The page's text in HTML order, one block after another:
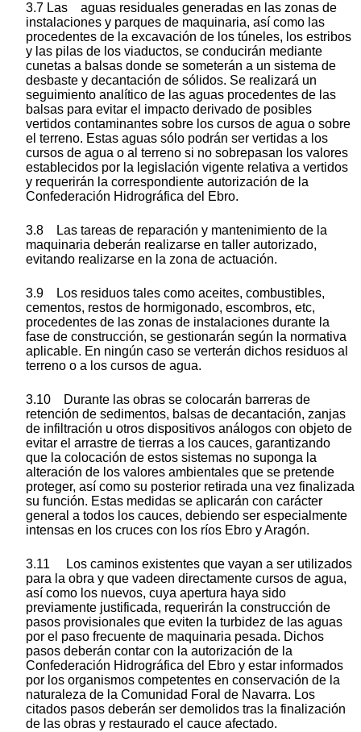
3.7 Las aguas residuales generadas en las zonas de
instalaciones y parques de maquinaria, así como las
procedentes de la excavación de los túneles, los estribos
y las pilas de los viaductos, se conducirán mediante
cunetas a balsas donde se someterán a un sistema de
desbaste y decantación de sólidos. Se realizará un
seguimiento analítico de las aguas procedentes de las
balsas para evitar el impacto derivado de posibles
vertidos contaminantes sobre los cursos de agua o sobre
el terreno. Estas aguas sólo podrán ser vertidas a los
cursos de agua o al terreno si no sobrepasan los valores
establecidos por la legislación vigente relativa a vertidos
y requerirán la correspondiente autorización de la
Confederación Hidrográfica del Ebro.
3.8 Las tareas de reparación y mantenimiento de la
maquinaria deberán realizarse en taller autorizado,
evitando realizarse en la zona de actuación.
3.9 Los residuos tales como aceites, combustibles,
cementos, restos de hormigonado, escombros, etc,
procedentes de las zonas de instalaciones durante la
fase de construcción, se gestionarán según la normativa
aplicable. En ningún caso se verterán dichos residuos al
terreno o a los cursos de agua.
3.10 Durante las obras se colocarán barreras de
retención de sedimentos, balsas de decantación, zanjas
de infiltración u otros dispositivos análogos con objeto de
evitar el arrastre de tierras a los cauces, garantizando
que la colocación de estos sistemas no suponga la
alteración de los valores ambientales que se pretende
proteger, así como su posterior retirada una vez finalizada
su función. Estas medidas se aplicarán con carácter
general a todos los cauces, debiendo ser especialmente
intensas en los cruces con los ríos Ebro y Aragón.
3.11 Los caminos existentes que vayan a ser utilizados
para la obra y que vadeen directamente cursos de agua,
así como los nuevos, cuya apertura haya sido
previamente justificada, requerirán la construcción de
pasos provisionales que eviten la turbidez de las aguas
por el paso frecuente de maquinaria pesada. Dichos
pasos deberán contar con la autorización de la
Confederación Hidrográfica del Ebro y estar informados
por los organismos competentes en conservación de la
naturaleza de la Comunidad Foral de Navarra. Los
citados pasos deberán ser demolidos tras la finalización
de las obras y restaurado el cauce afectado.